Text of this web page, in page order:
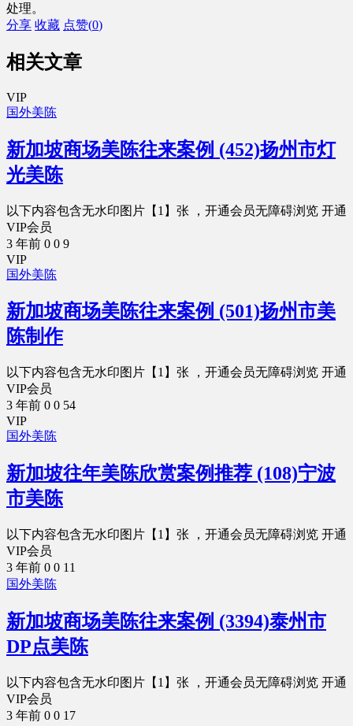
处理。
分享 收藏 点赞(0)
相关文章
VIP
国外美陈
新加坡商场美陈往来案例 (452)扬州市灯
光美陈
以下内容包含无水印图片【1】张 ，开通会员无障碍浏览 开通
VIP会员
3 年前 0 0 9
VIP
国外美陈
新加坡商场美陈往来案例 (501)扬州市美
陈制作
以下内容包含无水印图片【1】张 ，开通会员无障碍浏览 开通
VIP会员
3 年前 0 0 54
VIP
国外美陈
新加坡往年美陈欣赏案例推荐 (108)宁波
市美陈
以下内容包含无水印图片【1】张 ，开通会员无障碍浏览 开通
VIP会员
3 年前 0 0 11
国外美陈
新加坡商场美陈往来案例 (3394)泰州市
DP点美陈
以下内容包含无水印图片【1】张 ，开通会员无障碍浏览 开通
VIP会员
3 年前 0 0 17